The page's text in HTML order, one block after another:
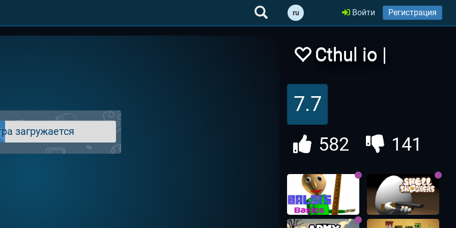
ru Войти Регистрация
загружается
Cthul io |
Ктулху ио
7.7
582 141